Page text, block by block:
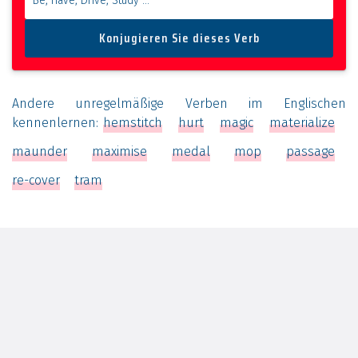
Andere unregelmäßige Verben im Englischen
kennenlernen: hemstitch hurt magic
materialize
maunder
maximise medal mop
passage
re-cover
tram